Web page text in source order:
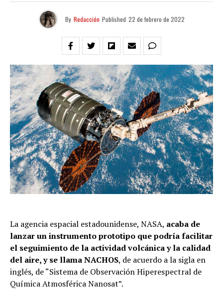
By Redacción Published 22 de febrero de 2022
La agencia espacial estadounidense, NASA, acaba de
lanzar un instrumento prototipo que podría facilitar
el seguimiento de la actividad volcánica y la calidad
del aire, y se llama NACHOS, de acuerdo a la sigla en
inglés, de “Sistema de Observación Hiperespectral de
Química Atmosférica Nanosat”.